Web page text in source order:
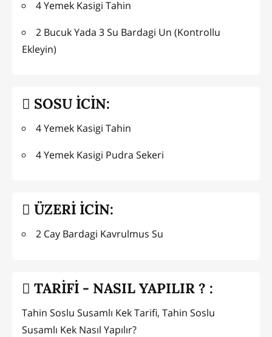
4 Yemek Kasigi Tahin
2 Bucuk Yada 3 Su Bardagi Un (Kontrollu
Ekleyin)
SOSU İCİN:
4 Yemek Kasigi Tahin
4 Yemek Kasigi Pudra Sekeri
ÜZERİ İCİN:
2 Cay Bardagi Kavrulmus Su
TARİFİ - NASIL YAPILIR ? :
Tahin Soslu Susamlı Kek Tarifi, Tahin Soslu
Susamlı Kek Nasıl Yapılır?